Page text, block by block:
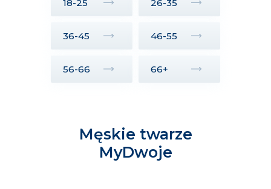
18-25 26-35
36-45 46-55
56-66 66+
Męskie twarze
MyDwoje